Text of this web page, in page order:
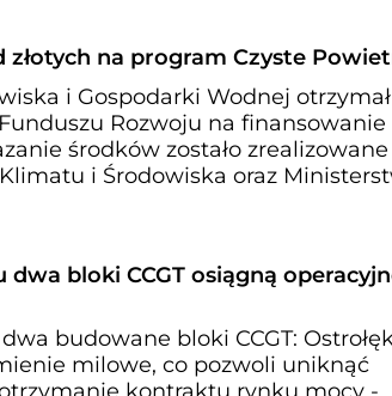
złotych na program Czyste
i Gospodarki Wodnej otrzymał
Rozwoju na finansowanie
środków zostało
i Środowiska oraz
bloki CCGT osiągną
budowane bloki CCGT:
milowe, co pozwoli uniknąć